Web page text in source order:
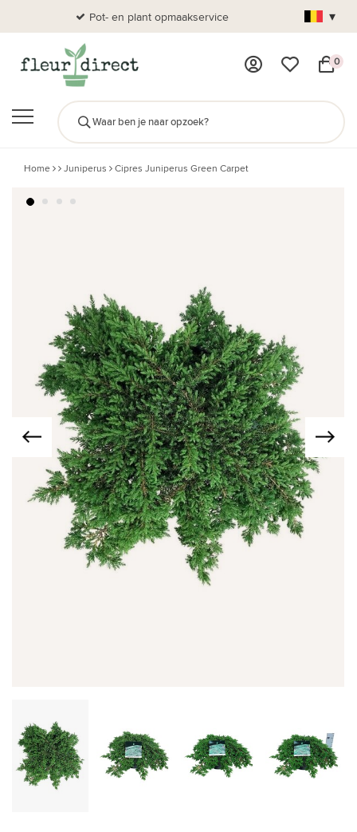
Pot- en plant opmaakservice ▾
0
Home Juniperus Cipres Juniperus Green Carpet